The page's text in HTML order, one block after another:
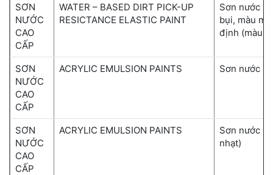
SƠN
NƯỚC
CAO
CẤP
WATER – BASED DIRT PICK-UP
RESICTANCE ELASTIC PAINT
Sơn nước
bụi, màu
định (màu
SƠN
NƯỚC
CAO
CẤP
ACRYLIC EMULSION PAINTS Sơn nước
SƠN
NƯỚC
CAO
CẤP
ACRYLIC EMULSION PAINTS
Sơn nước
nhạt)